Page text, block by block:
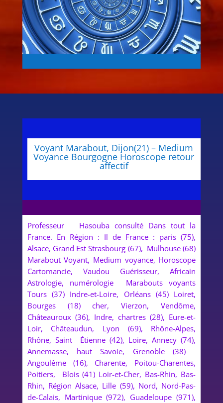
Voyant Marabout, Dijon(21) – Medium
Voyance Bourgogne Horoscope retour
affectif
Professeur Hasouba consulté Dans tout la
France. En Région : Il de France : paris (75),
Alsace, Grand Est Strasbourg (67), Mulhouse (68)
Marabout Voyant, Medium voyance, Horoscope
Cartomancie, Vaudou Guérisseur, Africain
Astrologie, numérologie Marabouts voyants
Tours (37) Indre-et-Loire, Orléans (45) Loiret,
Bourges (18) cher, Vierzon, Vendôme,
Châteauroux (36), Indre, chartres (28), Eure-et-
Loir, Châteaudun, Lyon (69), Rhône-Alpes,
Rhône, Saint Étienne (42), Loire, Annecy (74),
Annemasse, haut Savoie, Grenoble (38)
Angoulême (16), Charente, Poitou-Charentes,
Poitiers, Blois (41) Loir-et-Cher, Bas-Rhin, Bas-
Rhin, Région Alsace, Lille (59), Nord, Nord-Pas-
de-Calais, Martinique (972), Guadeloupe (971),